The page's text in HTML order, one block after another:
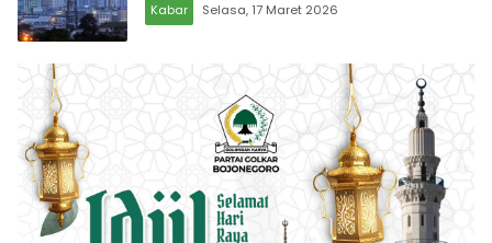
Kabar Selasa, 17 Maret 2026